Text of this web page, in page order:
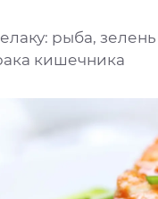
рыба, зелень
кишечника